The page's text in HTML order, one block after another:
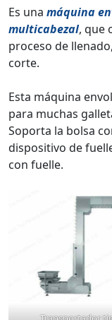
Es una máquina
multicabezal, que
proceso de
corte.
Esta máquina
para muchas
Soporta la bolsa
dispositivo de
con fuelle.